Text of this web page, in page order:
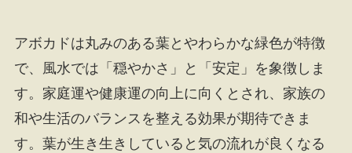
アボカドは丸みのある葉とやわらかな緑色が特徴
で、風水では「穏やかさ」と「安定」を象徴しま
す。家庭運や健康運の向上に向くとされ、家族の
和や生活のバランスを整える効果が期待できま
す。葉が生き生きしていると気の流れが良くなる